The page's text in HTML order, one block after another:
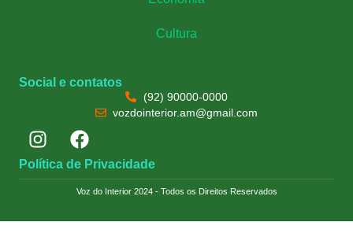
Cultura
Social e contatos
(92) 90000-0000
vozdointerior.am@gmail.com
Política de Privacidade
Voz do Interior 2024 - Todos os Direitos Reservados